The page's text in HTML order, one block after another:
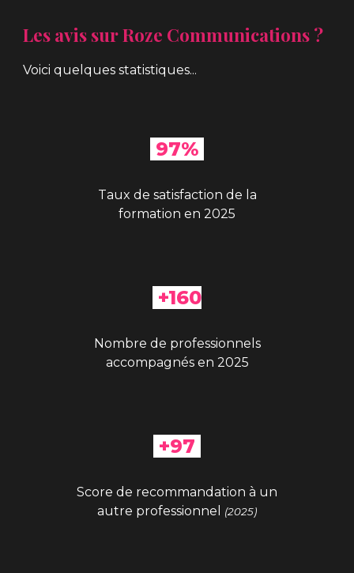
Les avis sur Roze Communications ?
Voici quelques statistiques...
97%
Taux de satisfaction de la
formation en 2025
+160
Nombre de professionnels
accompagnés en 2025
+97
Score de recommandation à un
autre professionnel
(2025)